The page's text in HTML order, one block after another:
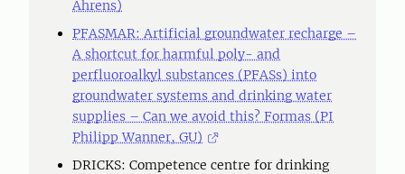
Ahrens)
PFASMAR: Artificial groundwater recharge –
A shortcut for harmful poly- and
perfluoroalkyl substances (PFASs) into
groundwater systems and drinking water
supplies – Can we avoid this? Formas (PI
Philipp Wanner, GU)
DRICKS: Competence centre for drinking